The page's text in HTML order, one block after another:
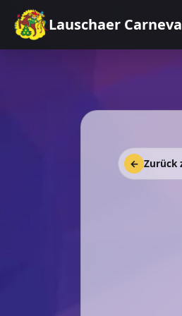
Lauschaer
← Zurück